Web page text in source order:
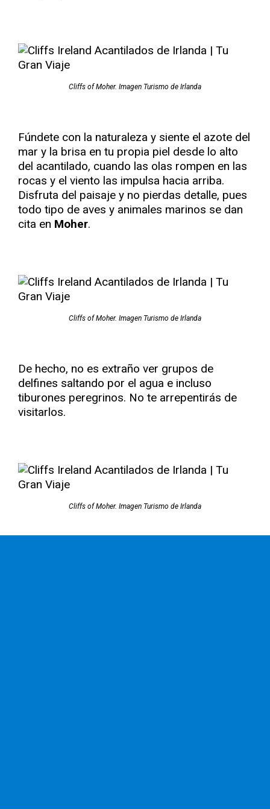
Cliffs of Moher. Imagen Turismo de Irlanda
Fúndete con la naturaleza y siente el azote del
mar y la brisa en tu propia piel desde lo alto
del acantilado, cuando las olas rompen en las
rocas y el viento las impulsa hacia arriba.
Disfruta del paisaje y no pierdas detalle, pues
todo tipo de aves y animales marinos se dan
cita en Moher.
Cliffs of Moher. Imagen Turismo de Irlanda
De hecho, no es extraño ver grupos de
delfines saltando por el agua e incluso
tiburones peregrinos. No te arrepentirás de
visitarlos.
Cliffs of Moher. Imagen Turismo de Irlanda